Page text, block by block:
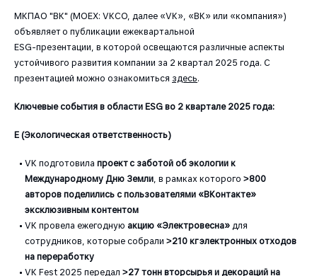
МКПАО "ВК" (MOEX: VKCO, далее «VK», «ВК» или «компания»)
объявляет о публикации ежеквартальной
ESG-презентации, в которой освещаются различные аспекты
устойчивого развития компании за 2 квартал 2025 года. С
презентацией можно ознакомиться здесь.
Ключевые события в области ESG во 2 квартале 2025 года:
E (Экологическая ответственность)
VK подготовилапроект с заботой об экологии к
Международному Дню Земли , в рамках которого>800
авторов поделились с пользователями «ВКонтакте»
эксклюзивным контентом
VK провела ежегоднуюакцию «Электровесна» для
сотрудников, которые собрали>210 кг электронных отходов
на переработку
VK Fest 2025 передал>27 тонн вторсырья и декораций на